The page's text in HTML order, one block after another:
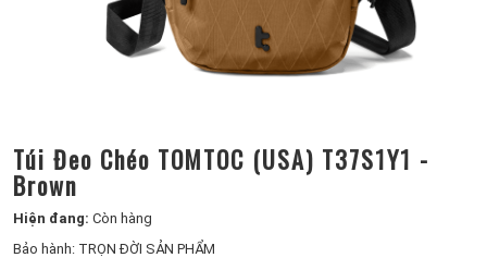
Túi Đeo Chéo TOMTOC (USA) T37S1Y1 -
Brown
Hiện đang: Còn hàng
Bảo hành: TRỌN ĐỜI SẢN PHẨM